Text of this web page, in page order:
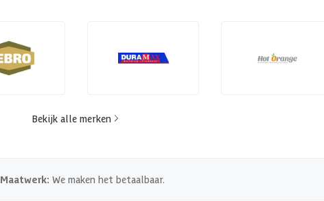
Bekijk alle merken
Maatwerk: We maken het betaalbaar.